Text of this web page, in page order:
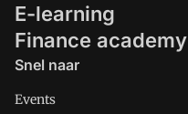
E-learning
Finance academy
Snel naar
Events